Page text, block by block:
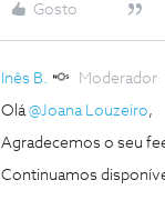
Gosto
Inês B. Moderador
Olá@Joana Louzeiro,
Agradecemos o seu
Continuamos